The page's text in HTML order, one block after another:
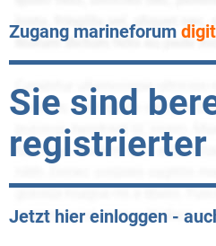
Zugang marineforum
Sie sind
registrierter
Jetzt hier einloggen -